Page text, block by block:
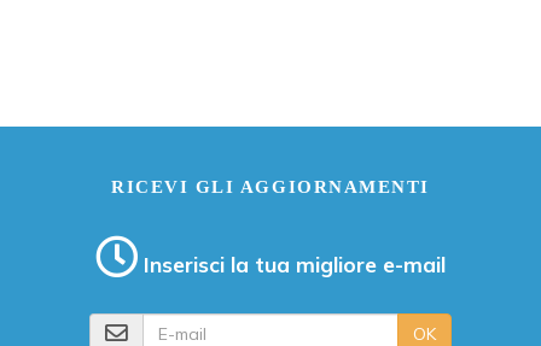
RICEVI GLI AGGIORNAMENTI
Inserisci la tua migliore e-mail
OK